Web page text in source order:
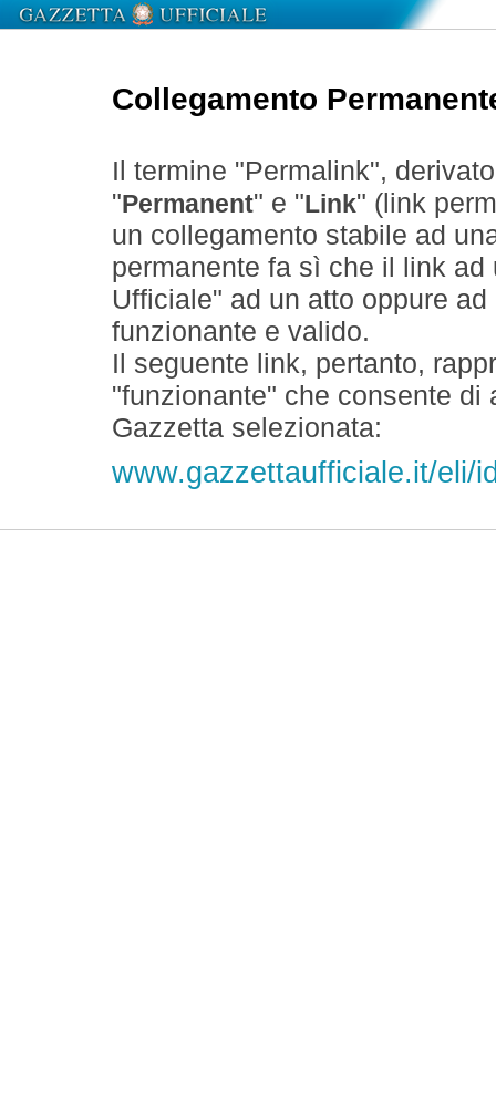
Collegamento
Il termine "Permalink",
" Permanent" e " Link" (link
un collegamento stabile ad
permanente fa sì che il link
Ufficiale" ad un atto oppure
funzionante e valido.
Il seguente link, pertanto,
"funzionante" che consente
Gazzetta selezionata:
www.gazzettaufficiale.it/eli/